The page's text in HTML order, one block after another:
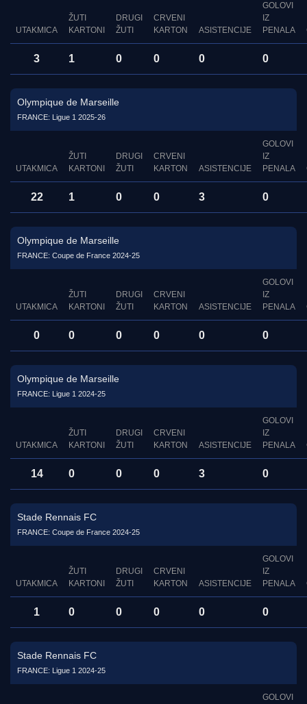
UTAKMICA
ŽUTI
KARTONI
DRUGI
ŽUTI
CRVENI
KARTON
ASISTENCIJE
GOLOVI
IZ
PENALA
3 1 0 0 0 0
Olympique de Marseille
FRANCE: Ligue 1 2025-26
UTAKMICA
ŽUTI
KARTONI
DRUGI
ŽUTI
CRVENI
KARTON
ASISTENCIJE
GOLOVI
IZ
PENALA
22 1 0 0 3 0
Olympique de Marseille
FRANCE: Coupe de France 2024-25
UTAKMICA
ŽUTI
KARTONI
DRUGI
ŽUTI
CRVENI
KARTON
ASISTENCIJE
GOLOVI
IZ
PENALA
0 0 0 0 0 0
Olympique de Marseille
FRANCE: Ligue 1 2024-25
UTAKMICA
ŽUTI
KARTONI
DRUGI
ŽUTI
CRVENI
KARTON
ASISTENCIJE
GOLOVI
IZ
PENALA
14 0 0 0 3 0
Stade Rennais FC
FRANCE: Coupe de France 2024-25
UTAKMICA
ŽUTI
KARTONI
DRUGI
ŽUTI
CRVENI
KARTON
ASISTENCIJE
GOLOVI
IZ
PENALA
1 0 0 0 0 0
Stade Rennais FC
FRANCE: Ligue 1 2024-25
GOLOVI